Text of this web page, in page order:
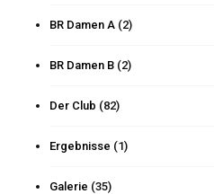
BR Damen A (2)
BR Damen B (2)
Der Club (82)
Ergebnisse (1)
Galerie (35)